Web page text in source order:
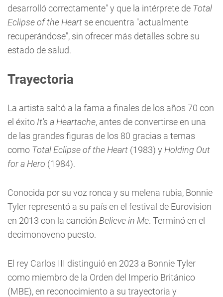
desarrolló correctamente" y que la intérprete de Total
Eclipse of the Heart se encuentra "actualmente
recuperándose", sin ofrecer más detalles sobre su
estado de salud.
Trayectoria
La artista saltó a la fama a finales de los años 70 con
el éxito It's a Heartache, antes de convertirse en una
de las grandes figuras de los 80 gracias a temas
como Total Eclipse of the Heart (1983) y Holding Out
for a Hero (1984).
Conocida por su voz ronca y su melena rubia, Bonnie
Tyler representó a su país en el festival de Eurovision
en 2013 con la canción Believe in Me. Terminó en el
decimonoveno puesto.
El rey Carlos III distinguió en 2023 a Bonnie Tyler
como miembro de la Orden del Imperio Británico
(MBE), en reconocimiento a su trayectoria y